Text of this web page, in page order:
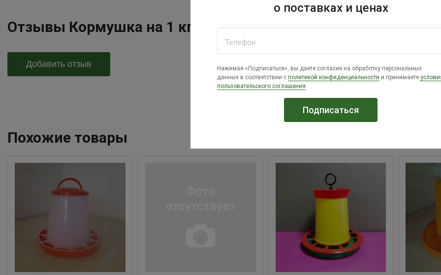
Отзывы Кормушка на 1 кг корма для молодняка с/х птицы
Добавить отзыв
Похожие товары
о поставках и ценах
Телефон
Нажимая «Подписаться», вы даете согласие на обработку персональных
данных в соответствии с политикой конфиденциальности и принимаете
пользовательского соглашения.